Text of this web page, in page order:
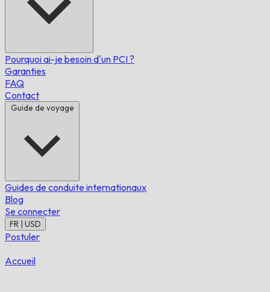
Pourquoi ai-je besoin d'un PCI ?
Garanties
FAQ
Contact
Guide de voyage
Guides de conduite internationaux
Blog
Se connecter
FR | USD
Postuler
Accueil